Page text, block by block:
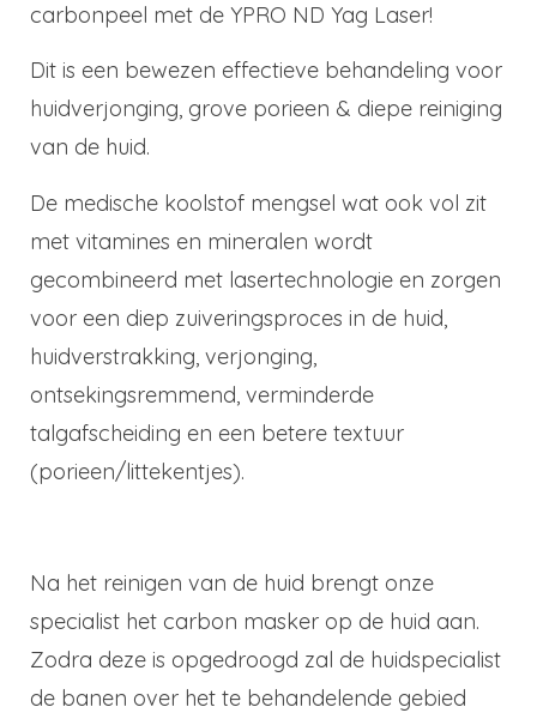
carbonpeel met de YPRO ND Yag Laser!
Dit is een bewezen effectieve behandeling voor
huidverjonging, grove porieen & diepe reiniging
van de huid.
De medische koolstof mengsel wat ook vol zit
met vitamines en mineralen wordt
gecombineerd met lasertechnologie en zorgen
voor een diep zuiveringsproces in de huid,
huidverstrakking, verjonging,
ontsekingsremmend, verminderde
talgafscheiding en een betere textuur
(porieen/littekentjes).
Na het reinigen van de huid brengt onze
specialist het carbon masker op de huid aan.
Zodra deze is opgedroogd zal de huidspecialist
de banen over het te behandelende gebied